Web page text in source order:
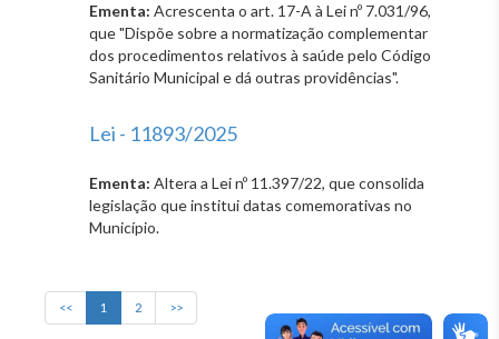
Ementa: Acrescenta o art. 17-A à Lei nº 7.031/96,
que "Dispõe sobre a normatização complementar
dos procedimentos relativos à saúde pelo Código
Sanitário Municipal e dá outras providências".
Lei - 11893/2025
Ementa: Altera a Lei nº 11.397/22, que consolida
legislação que institui datas comemorativas no
Município.
<< 1 2 >>